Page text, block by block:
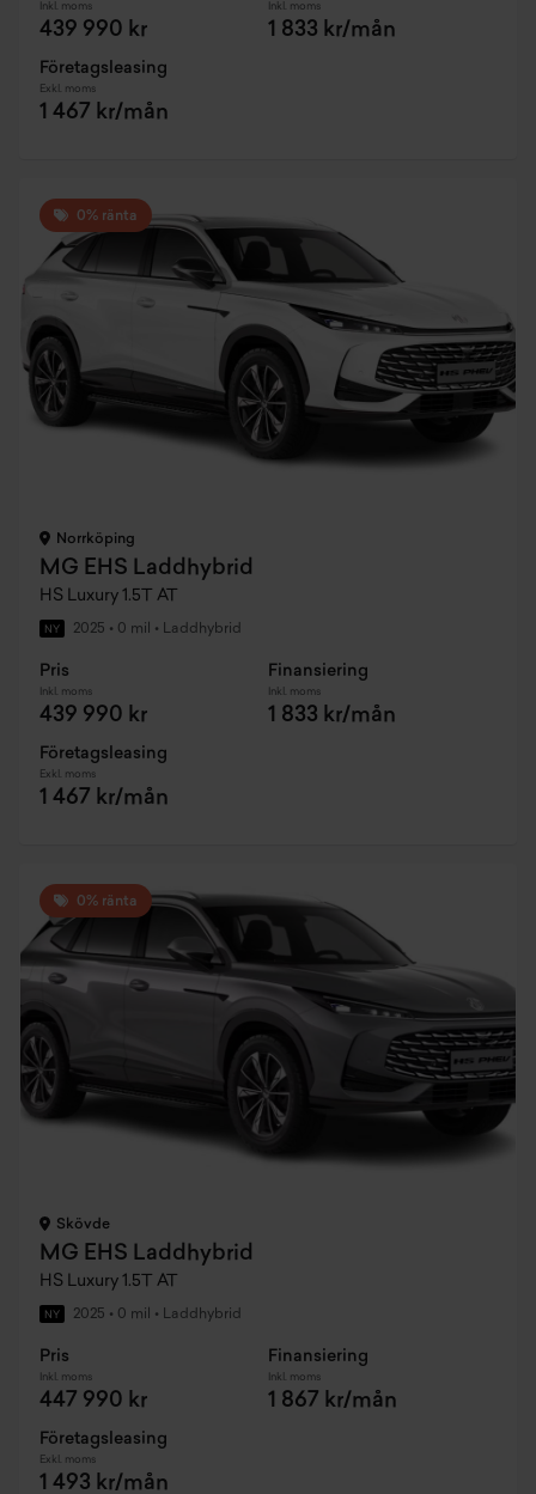
Inkl. moms
439 990 kr
Inkl. moms
1 833 kr/mån
Företagsleasing
Exkl. moms
1 467 kr/mån
0% ränta
Norrköping
MG EHS Laddhybrid
HS Luxury 1.5T AT
NY 2025 • 0 mil • Laddhybrid
Pris
Inkl. moms
439 990 kr
Finansiering
Inkl. moms
1 833 kr/mån
Företagsleasing
Exkl. moms
1 467 kr/mån
0% ränta
Skövde
MG EHS Laddhybrid
HS Luxury 1.5T AT
NY 2025 • 0 mil • Laddhybrid
Pris
Inkl. moms
447 990 kr
Finansiering
Inkl. moms
1 867 kr/mån
Företagsleasing
Exkl. moms
1 493 kr/mån